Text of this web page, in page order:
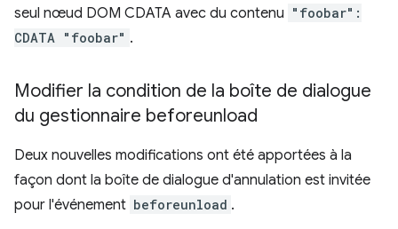
seul nœud DOM CDATA avec du contenu "foobar":
CDATA "foobar" .
Modifier la condition de la boîte de dialogue
du gestionnaire beforeunload
Deux nouvelles modifications ont été apportées à la
façon dont la boîte de dialogue d'annulation est invitée
pour l'événement beforeunload .